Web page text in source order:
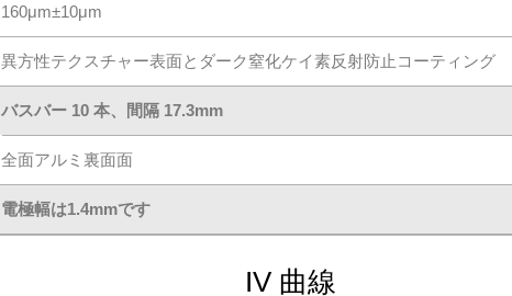
160μm±10μm
異方性テクスチャー表面とダーク窒化ケイ素反射防止コーティング
バスバー 10 本、間隔 17.3mm
全面アルミ裏面面
電極幅は1.4mmです
IV 曲線